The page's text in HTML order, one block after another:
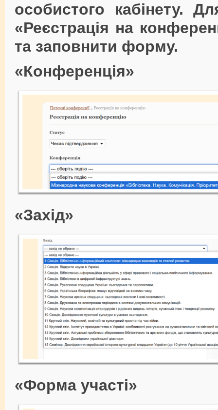
особистого кабінету.
«Реєстрація на
та заповнити форму.
«Конференція»
«Захід»
«Форма участі»